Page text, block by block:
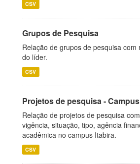
CSV
Grupos de Pesquisa
Relação de grupos de pesquisa
do líder.
CSV
Projetos de pesquisa -
Relação de projetos de pesquisa
vigência, situação, tipo, agência
acadêmica no campus Itabira.
CSV